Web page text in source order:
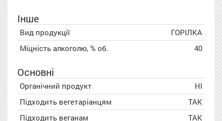
Інше
Вид продукції
ГОРІЛКА
Міцність алкоголю, % об.
40
Основні
Органічний продукт
НІ
Підходить вегетаріанцям
ТАК
Підходить веганам
ТАК